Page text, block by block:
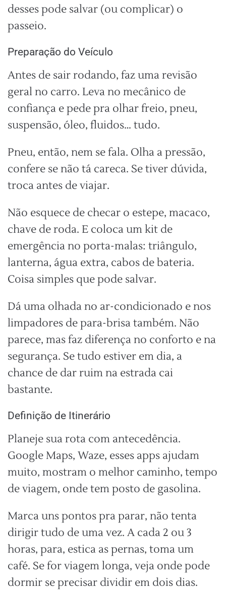
desses pode salvar (ou complicar) o
passeio.
Preparação do Veículo
Antes de sair rodando, faz uma revisão
geral no carro. Leva no mecânico de
confiança e pede pra olhar freio, pneu,
suspensão, óleo, fluidos… tudo.
Pneu, então, nem se fala. Olha a pressão,
confere se não tá careca. Se tiver dúvida,
troca antes de viajar.
Não esquece de checar o estepe, macaco,
chave de roda. E coloca um kit de
emergência no porta-malas: triângulo,
lanterna, água extra, cabos de bateria.
Coisa simples que pode salvar.
Dá uma olhada no ar-condicionado e nos
limpadores de para-brisa também. Não
parece, mas faz diferença no conforto e na
segurança. Se tudo estiver em dia, a
chance de dar ruim na estrada cai
bastante.
Definição de Itinerário
Planeje sua rota com antecedência.
Google Maps, Waze, esses apps ajudam
muito, mostram o melhor caminho, tempo
de viagem, onde tem posto de gasolina.
Marca uns pontos pra parar, não tenta
dirigir tudo de uma vez. A cada 2 ou 3
horas, para, estica as pernas, toma um
café. Se for viagem longa, veja onde pode
dormir se precisar dividir em dois dias.